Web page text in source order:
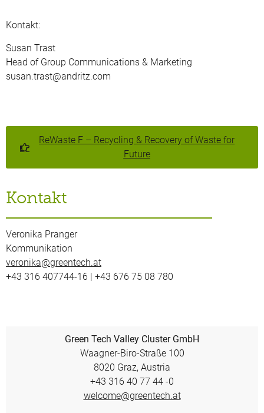
Kontakt:
Susan Trast
Head of Group Communications & Marketing
susan.trast@andritz.com
ReWaste F​ – Recycling & Recovery of Waste for
Future​
Kontakt
Veronika Pranger
Kommunikation
veronika@greentech.at
+43 316 407744-16 | +43 676 75 08 780
Green Tech Valley Cluster GmbH
Waagner-Biro-Straße 100
8020 Graz, Austria
+43 316 40 77 44 -0
welcome@greentech.at